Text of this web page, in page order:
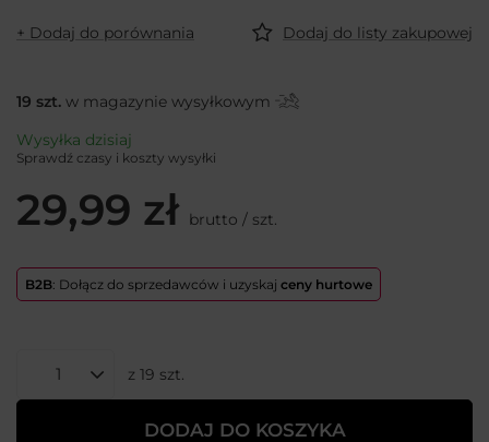
+ Dodaj do porównania Dodaj do listy zakupowej
19 szt. w magazynie wysyłkowym
Wysyłka dzisiaj
Sprawdź czasy i koszty wysyłki
29,99 zł brutto / szt.
B2B: Dołącz do sprzedawców i uzyskaj ceny hurtowe
z 19 szt.
DODAJ DO KOSZYKA